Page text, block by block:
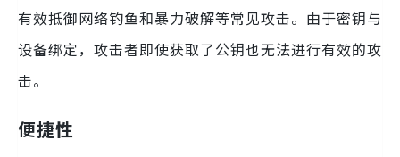
有效抵御网络钓鱼和暴力破解等常见攻击。由于密钥与
设备绑定，攻击者即使获取了公钥也无法进行有效的攻
击。
便捷性